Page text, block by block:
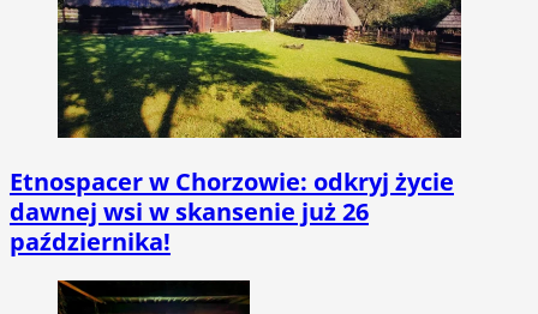
Etnospacer w Chorzowie: odkryj życie
dawnej wsi w skansenie już 26
października!